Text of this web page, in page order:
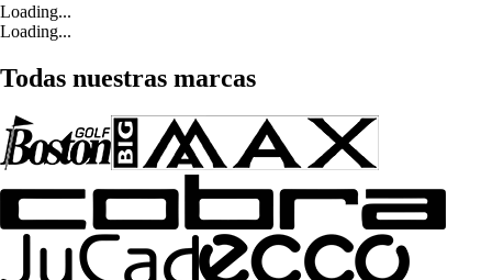
Loading...
Loading...
Todas nuestras marcas